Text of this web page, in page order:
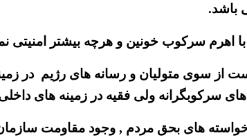
باشد.
اهرم سرکوب خونین و هرچه بیشتر امنیتی
از سوی متولیان و رسانه های رژیم
سرکوبگرانه ولی فقیه در زمینه های
خواسته های بحق مردم , وجود مقاومت